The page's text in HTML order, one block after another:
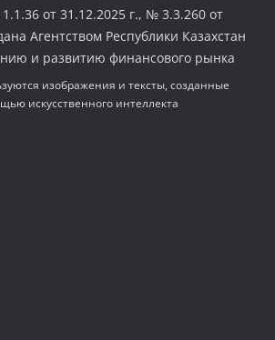
от 31.12.2025 г., № 3.3.260 от
Агентством Республики Казахстан
и развитию финансового рынка
изображения и тексты, созданные
искусственного интеллекта